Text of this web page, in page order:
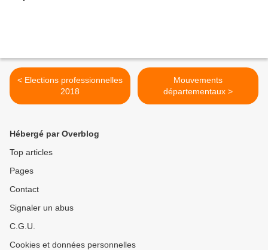
< Elections professionnelles
2018
Mouvements
départementaux >
Hébergé par Overblog
Top articles
Pages
Contact
Signaler un abus
C.G.U.
Cookies et données personnelles